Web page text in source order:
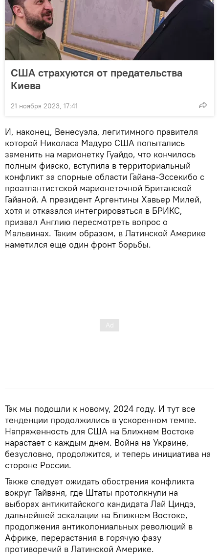
США страхуются от предательства
Киева
21 ноября 2023, 17:41
И, наконец, Венесуэла, легитимного правителя
которой Николаса Мадуро США попытались
заменить на марионетку Гуайдо, что кончилось
полным фиаско, вступила в территориальный
конфликт за спорные области Гайана-Эссекибо с
проатлантистской марионеточной Британской
Гайаной. А президент Аргентины Хавьер Милей,
хотя и отказался интегрироваться в БРИКС,
призвал Англию пересмотреть вопрос о
Мальвинах. Таким образом, в Латинской Америке
наметился еще один фронт борьбы.
Так мы подошли к новому, 2024 году. И тут все
тенденции продолжились в ускоренном темпе.
Напряженность для США на Ближнем Востоке
нарастает с каждым днем. Война на Украине,
безусловно, продолжится, и теперь инициатива на
стороне России.
Также следует ожидать обострения конфликта
вокруг Тайваня, где Штаты протолкнули на
выборах антикитайского кандидата Лай Циндэ,
дальнейшей эскалации на Ближнем Востоке,
продолжения антиколониальных революций в
Африке, перерастания в горячую фазу
противоречий в Латинской Америке.